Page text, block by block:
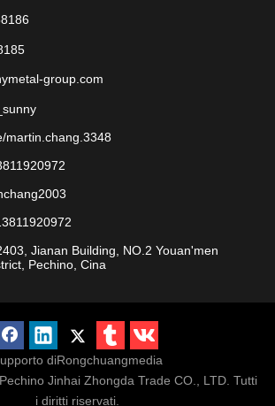
group.com
martin.chang.3348
Jianan Building, NO.2 Youan'men
Pechino, Cina
diRongchuangmedia
Pechino Jinhai Zhongda Trade CO., LTD. Tutti
i diritti riservati.